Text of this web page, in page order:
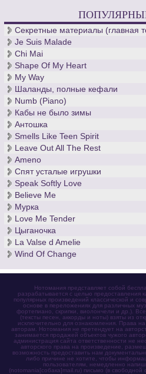
Секретные материалы (главная
Je Suis Malade
Chi Mai
Shape Of My Heart
My Way
Шаланды, полные кефали
Numb (Piano)
Кабы не было зимы
Антошка
Smells Like Teen Spirit
Leave Out All The Rest
Ameno
Спят усталые игрушки
Speak Softly Love
Believe Me
Мурка
Love Me Tender
Цыганочка
La Valse d Amelie
Wind Of Change
Нотомания представляет собой
разрабатывается с целью предоставления
популярных произведений классической и
основе в переложениях для различных
фортепиано, скрипки, виолончели и др.).
(тексты песен, аккорды и ноты) взяты из
исключительно для ознакомления. Права
авторам. Нотомания не претендует на
занимается продажей объектов чужого
администрация сайта ответственности не
авторского права на произведение,
возможность предоставить нам
либо причине не хотите, чтобы
пользователям, немедленно
(notomania[собака]mail.ru) письмо (в